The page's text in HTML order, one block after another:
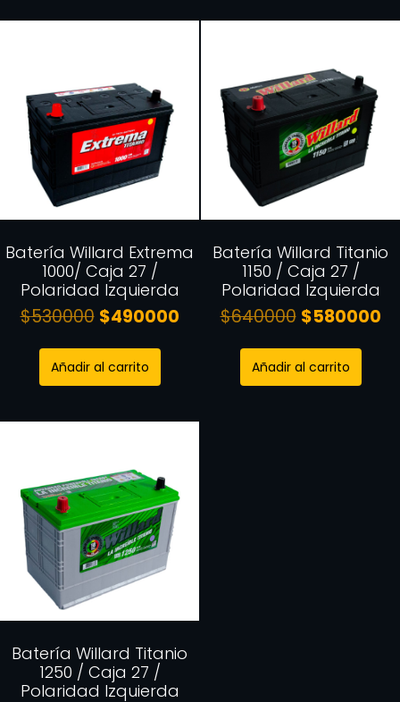
Batería Willard Extrema
1000/ Caja 27 /
Polaridad Izquierda
$530000 $490000
Añadir al carrito
Batería Willard Titanio
1150 / Caja 27 /
Polaridad Izquierda
$640000 $580000
Añadir al carrito
Batería Willard Titanio
1250 / Caja 27 /
Polaridad Izquierda